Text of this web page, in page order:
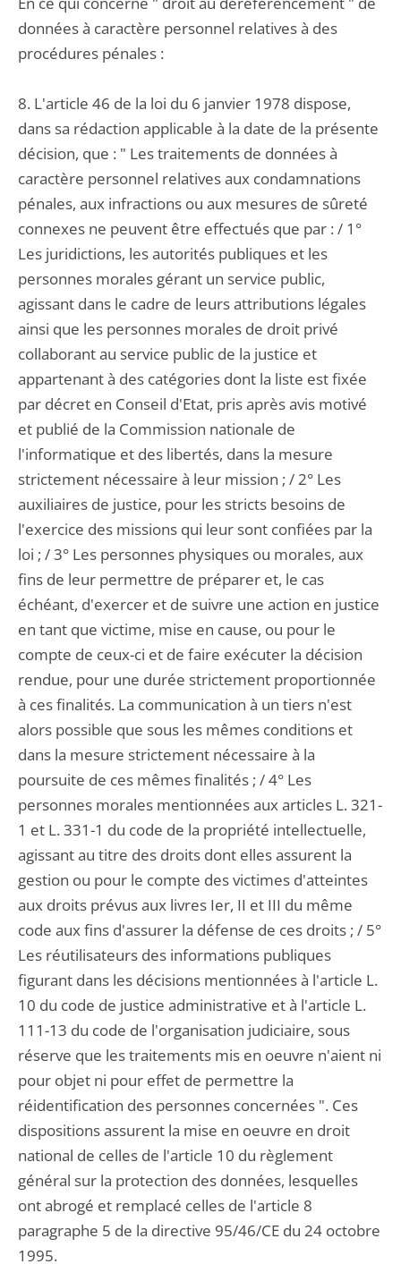
données à caractère personnel relatives à des
procédures pénales :
8. L'article 46 de la loi du 6 janvier 1978 dispose,
dans sa rédaction applicable à la date de la présente
décision, que : " Les traitements de données à
caractère personnel relatives aux condamnations
pénales, aux infractions ou aux mesures de sûreté
connexes ne peuvent être effectués que par : / 1°
Les juridictions, les autorités publiques et les
personnes morales gérant un service public,
agissant dans le cadre de leurs attributions légales
ainsi que les personnes morales de droit privé
collaborant au service public de la justice et
appartenant à des catégories dont la liste est fixée
par décret en Conseil d'Etat, pris après avis motivé
et publié de la Commission nationale de
l'informatique et des libertés, dans la mesure
strictement nécessaire à leur mission ; / 2° Les
auxiliaires de justice, pour les stricts besoins de
l'exercice des missions qui leur sont confiées par la
loi ; / 3° Les personnes physiques ou morales, aux
fins de leur permettre de préparer et, le cas
échéant, d'exercer et de suivre une action en justice
en tant que victime, mise en cause, ou pour le
compte de ceux-ci et de faire exécuter la décision
rendue, pour une durée strictement proportionnée
à ces finalités. La communication à un tiers n'est
alors possible que sous les mêmes conditions et
dans la mesure strictement nécessaire à la
poursuite de ces mêmes finalités ; / 4° Les
personnes morales mentionnées aux articles L. 321-
1 et L. 331-1 du code de la propriété intellectuelle,
agissant au titre des droits dont elles assurent la
gestion ou pour le compte des victimes d'atteintes
aux droits prévus aux livres Ier, II et III du même
code aux fins d'assurer la défense de ces droits ; / 5°
Les réutilisateurs des informations publiques
figurant dans les décisions mentionnées à l'article L.
10 du code de justice administrative et à l'article L.
111-13 du code de l'organisation judiciaire, sous
réserve que les traitements mis en oeuvre n'aient ni
pour objet ni pour effet de permettre la
réidentification des personnes concernées ". Ces
dispositions assurent la mise en oeuvre en droit
national de celles de l'article 10 du règlement
général sur la protection des données, lesquelles
ont abrogé et remplacé celles de l'article 8
paragraphe 5 de la directive 95/46/CE du 24 octobre
1995.